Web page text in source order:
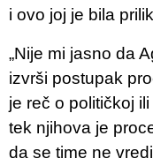
i ovo joj je bila
„Nije mi jasno da
izvrši postupak
je reč o političkoj
tek njihova je
da se time ne